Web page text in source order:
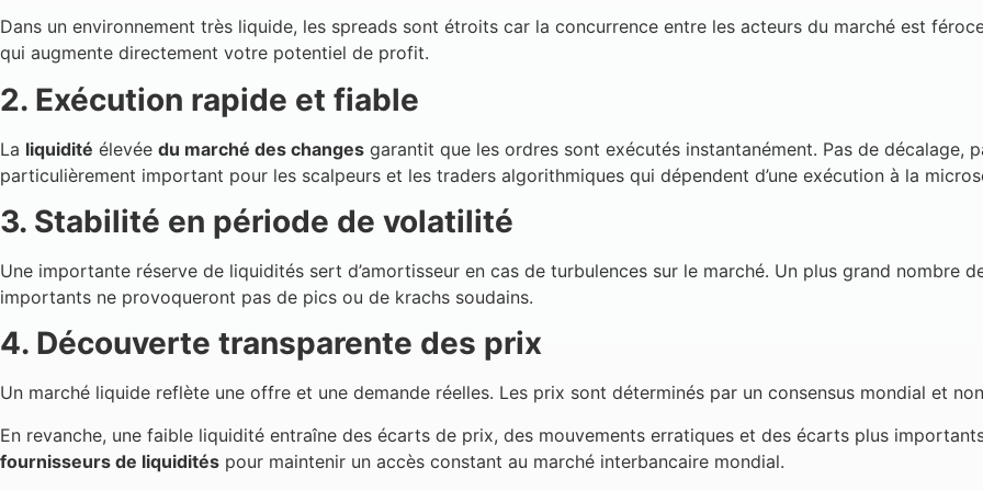
Dans un environnement très liquide, les spreads sont étroits car la concurrence entre les acteurs du marché est
qui augmente directement votre potentiel de profit.
2. Exécution rapide et fiable
La liquidité élevée du marché des changes garantit que les ordres sont exécutés instantanément. Pas de décalage,
particulièrement important pour les scalpeurs et les traders algorithmiques qui dépendent d’une exécution à la
3. Stabilité en période de volatilité
Une importante réserve de liquidités sert d’amortisseur en cas de turbulences sur le marché. Un plus grand nombre
importants ne provoqueront pas de pics ou de krachs soudains.
4. Découverte transparente des prix
Un marché liquide reflète une offre et une demande réelles. Les prix sont déterminés par un consensus mondial et
En revanche, une faible liquidité entraîne des écarts de prix, des mouvements erratiques et des écarts plus
fournisseurs de liquidités pour maintenir un accès constant au marché interbancaire mondial.